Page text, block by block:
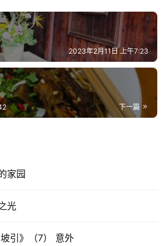
2023年2月11日 上午7:23
下一篇
家园
光
引》（7） 意外